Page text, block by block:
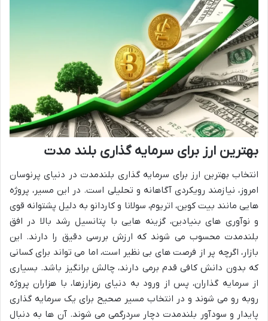
بهترین ارز برای سرمایه گذاری بلند مدت
انتخاب بهترین ارز برای سرمایه گذاری بلندمدت در دنیای پرنوسان
امروز، نیازمند رویکردی آگاهانه و تحلیلی است. در این مسیر، پروژه
هایی مانند بیت کوین، اتریوم، سولانا و کاردانو به دلیل پشتوانه قوی
و نوآوری های بنیادین، گزینه هایی با پتانسیل رشد بالا در افق
بلندمدت محسوب می شوند که ارزش بررسی دقیق را دارند. این
بازار، اگرچه پر از فرصت های بی نظیر است، اما می تواند برای کسانی
که بدون دانش کافی قدم برمی دارند، چالش برانگیز باشد. بسیاری
از سرمایه گذاران، پس از ورود به دنیای رمزارزها، با هزاران پروژه
روبه رو می شوند و در انتخاب مسیر صحیح برای یک سرمایه گذاری
پایدار و سودآور بلندمدت دچار سردرگمی می شوند. آن ها به دنبال